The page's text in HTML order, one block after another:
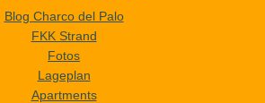
Blog Charco del Palo
FKK Strand
Fotos
Lageplan
Apartments